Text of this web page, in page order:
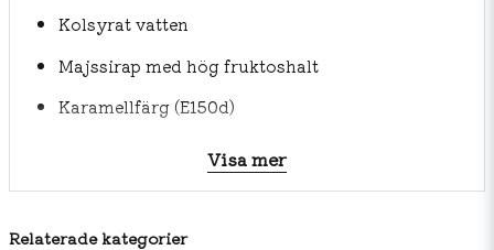
Kolsyrat vatten
Majssirap med hög fruktoshalt
Karamellfärg (E150d)
Naturliga och artificiella aromer
Konserveringsmedel (natriumbensoat [E211])
Fosforsyra (E338)
Visa mer
Relaterade kategorier